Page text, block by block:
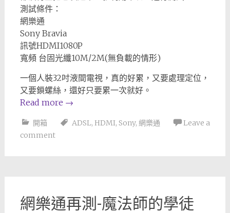
測試條件：
網樂通
Sony Bravia
訊號HDMI1080P
寬頻 台固光纖10M/2M(無負載的情形)
一個人裝32吋液間電視，真的好累，又要處理定位，
又要鎖螺絲，還好只要累一次就好。
Read more →
開箱 ADSL, HDMI, Sony, 網樂通
Leave a
comment
網樂通再測-魔法師的學徒